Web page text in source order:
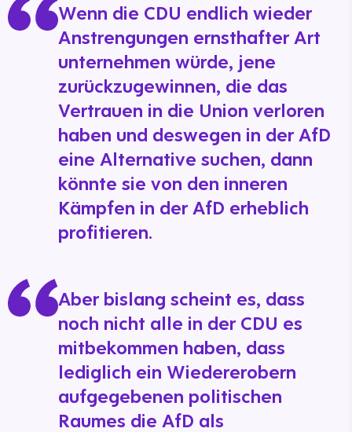
Wenn die CDU endlich wieder
Anstrengungen ernsthafter Art
unternehmen würde, jene
zurückzugewinnen, die das
Vertrauen in die Union verloren
haben und deswegen in der AfD
eine Alternative suchen, dann
könnte sie von den inneren
Kämpfen in der AfD erheblich
profitieren.
Aber bislang scheint es, dass
noch nicht alle in der CDU es
mitbekommen haben, dass
lediglich ein Wiedererobern
aufgegebenen politischen
Raumes die AfD als